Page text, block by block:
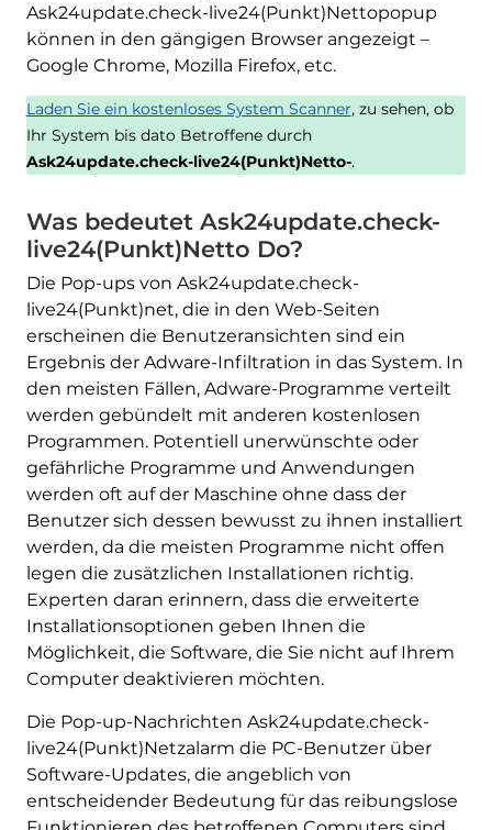
Ask24update.check-live24(Punkt)Nettopopup
können in den gängigen Browser angezeigt –
Google Chrome, Mozilla Firefox, etc.
Laden Sie ein kostenloses System Scanner, zu sehen, ob
Ihr System bis dato Betroffene durch
Ask24update.check-live24(Punkt)Netto-.
Was bedeutet Ask24update.check-
live24(Punkt)Netto Do?
Die Pop-ups von Ask24update.check-
live24(Punkt)net, die in den Web-Seiten
erscheinen die Benutzeransichten sind ein
Ergebnis der Adware-Infiltration in das System. In
den meisten Fällen, Adware-Programme verteilt
werden gebündelt mit anderen kostenlosen
Programmen. Potentiell unerwünschte oder
gefährliche Programme und Anwendungen
werden oft auf der Maschine ohne dass der
Benutzer sich dessen bewusst zu ihnen installiert
werden, da die meisten Programme nicht offen
legen die zusätzlichen Installationen richtig.
Experten daran erinnern, dass die erweiterte
Installationsoptionen geben Ihnen die
Möglichkeit, die Software, die Sie nicht auf Ihrem
Computer deaktivieren möchten.
Die Pop-up-Nachrichten Ask24update.check-
live24(Punkt)Netzalarm die PC-Benutzer über
Software-Updates, die angeblich von
entscheidender Bedeutung für das reibungslose